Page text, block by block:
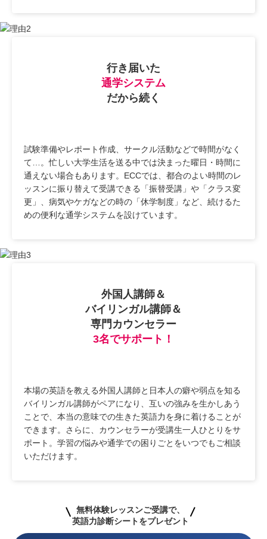
行き届いた
通学システム
だから続く
試験準備やレポート作成、サークル活動などで時間がなく
て…。忙しい大学生活を送る中では決まった曜日・時間に
通えない場合もあります。ECCでは、都合のよい時間のレ
ッスンに振り替えて受講できる「振替受講」や「クラス変
更」、病気やケガなどの時の「休学制度」など、続けるた
めの便利な通学システムを設けています。
外国人講師＆
バイリンガル講師＆
専門カウンセラー
3名でサポート！
本場の英語を教える外国人講師と日本人の癖や弱点を知る
バイリンガル講師がペアになり、互いの強みを生かしあう
ことで、本当の意味での生きた英語力を身に着けることが
できます。さらに、カウンセラーが受講生一人ひとりをサ
ポート。学習の悩みや通学での困りごとをいつでもご相談
いただけます。
無料体験レッスンご受講で、
英語力診断シートをプレゼント